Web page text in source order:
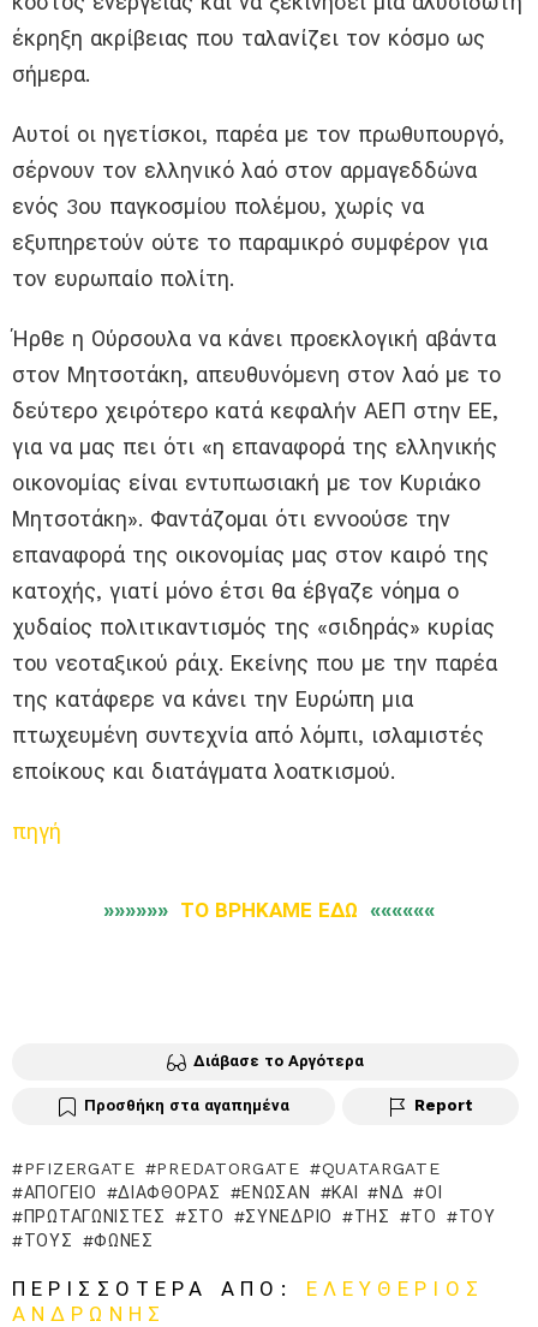
έκρηξη ακρίβειας που ταλανίζει τον κόσμο ως
σήμερα.
Αυτοί οι ηγετίσκοι, παρέα με τον πρωθυπουργό,
σέρνουν τον ελληνικό λαό στον αρμαγεδδώνα
ενός 3ου παγκοσμίου πολέμου, χωρίς να
εξυπηρετούν ούτε το παραμικρό συμφέρον για
τον ευρωπαίο πολίτη.
Ήρθε η Ούρσουλα να κάνει προεκλογική αβάντα
στον Μητσοτάκη, απευθυνόμενη στον λαό με το
δεύτερο χειρότερο κατά κεφαλήν ΑΕΠ στην ΕΕ,
για να μας πει ότι «η επαναφορά της ελληνικής
οικονομίας είναι εντυπωσιακή με τον Κυριάκο
Μητσοτάκη». Φαντάζομαι ότι εννοούσε την
επαναφορά της οικονομίας μας στον καιρό της
κατοχής, γιατί μόνο έτσι θα έβγαζε νόημα ο
χυδαίος πολιτικαντισμός της «σιδηράς» κυρίας
του νεοταξικού ράιχ. Εκείνης που με την παρέα
της κατάφερε να κάνει την Ευρώπη μια
πτωχευμένη συντεχνία από λόμπι, ισλαμιστές
εποίκους και διατάγματα λοατκισμού.
πηγή
»»»»»» ΤΟ ΒΡΗΚΑΜΕ ΕΔΩ ««««««
Διάβασε το Αργότερα
Προσθήκη στα αγαπημένα Report
PFIZERGATE PREDATORGATE
QUATARGATE
ΑΠΌΓΕΙΟ
ΔΙΑΦΘΟΡΆΣ ΈΝΩΣΑΝ ΚΑΙ ΝΔ
ΟΙ
ΠΡΩΤΑΓΩΝΙΣΤΈΣ
ΣΤΟ ΣΥΝΈΔΡΙΟ ΤΗΣ ΤΟ
ΤΟΥ
ΤΟΥΣ
ΦΩΝΈΣ
ΠΕΡΙΣΣΌΤΕΡΑ ΑΠΌ: ΕΛΕΥΘΕΡΙΟΣ
ΑΝΔΡΩΝΗΣ